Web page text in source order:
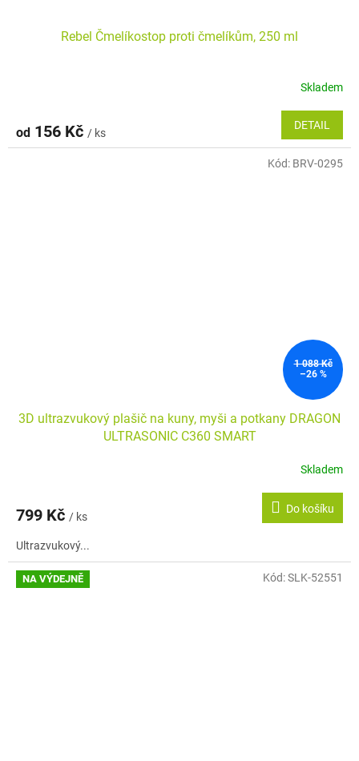
Rebel Čmelíkostop proti čmelíkům, 250 ml
je
5,0
Skladem
od 156 Kč / ks
DETAIL
1 088 Kč
–26 %
3D ultrazvukový plašič na kuny, myši a potkany DRAGON
ULTRASONIC C360 SMART
Skladem
799 Kč / ks
Do košíku
Ultrazvukový...
Kód: BRV-0295
NA VÝDEJNĚ Kód:SLK-52551